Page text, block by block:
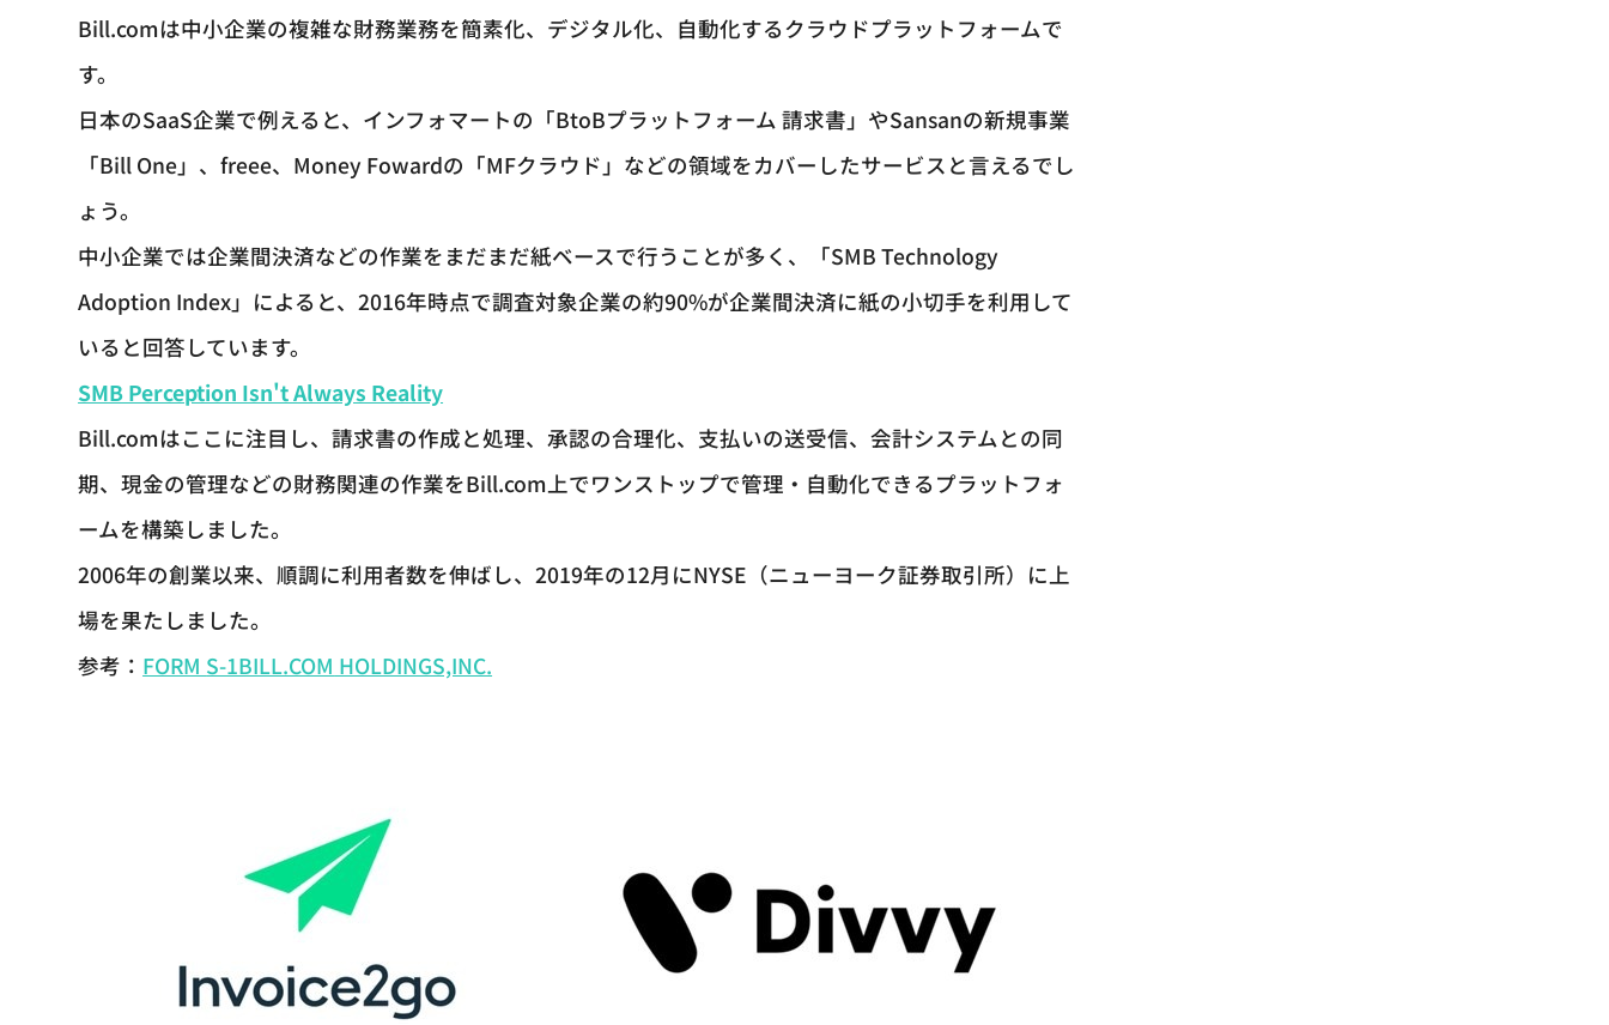
Bill.comは中小企業の複雑な財務業務を簡素化、デジタル化、自動化するクラウドプラットフォームで
す。
日本のSaaS企業で例えると、インフォマートの「BtoBプラットフォーム 請求書」やSansanの新規事業
「Bill One」、freee、Money Fowardの「MFクラウド」などの領域をカバーしたサービスと言えるでし
ょう。
中小企業では企業間決済などの作業をまだまだ紙ベースで行うことが多く、「SMB Technology
Adoption Index」によると、2016年時点で調査対象企業の約90%が企業間決済に紙の小切手を利用して
いると回答しています。
SMB Perception Isn't Always Reality
Bill.comはここに注目し、請求書の作成と処理、承認の合理化、支払いの送受信、会計システムとの同
期、現金の管理などの財務関連の作業をBill.com上でワンストップで管理・自動化できるプラットフォ
ームを構築しました。
2006年の創業以来、順調に利用者数を伸ばし、2019年の12月にNYSE（ニューヨーク証券取引所）に上
場を果たしました。
参考： FORM S-1BILL.COM HOLDINGS,INC.